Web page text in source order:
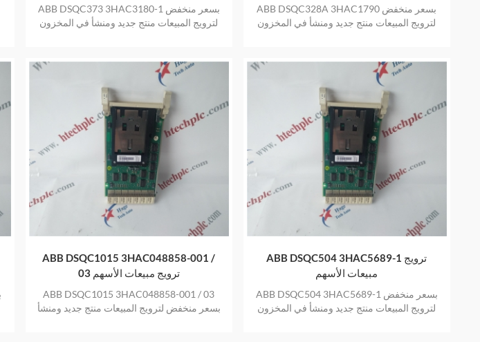
ABB DSQC373 3HAC3180-1 بسعر منخفض
لترويج المبيعات منتج جديد ومنشأ في المخزون
ABB DSQC328A 3HAC1790 بسعر منخفض
لترويج المبيعات منتج جديد ومنشأ في المخزون
ABB DSQC1015 3HAC048858-001 /
03 ترويج مبيعات الأسهم
ABB DSQC1015 3HAC048858-001 / 03
بسعر منخفض لترويج المبيعات منتج جديد ومنشأ
ABB DSQC504 3HAC5689-1 ترويج
مبيعات الأسهم
ABB DSQC504 3HAC5689-1 بسعر منخفض
لترويج المبيعات منتج جديد ومنشأ في المخزون